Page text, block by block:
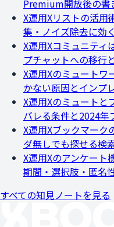
Premium開放後の
X運用Xリストの活用
集・ノイズ除去に効
X運用Xコミュニティ
プチャットへの移行
X運用Xのミュートワ
かない原因とインプ
X運用Xのミュートと
バレる条件と2024年
X運用Xブックマーク
ダ無しでも探せる検
X運用Xのアンケート
期間・選択肢・匿名
すべての知見ノートを見る